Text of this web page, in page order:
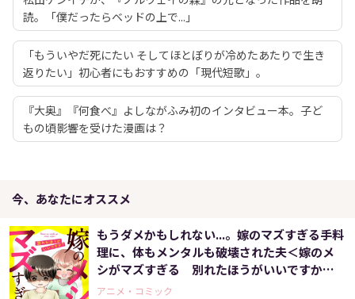
読。「僕だったらベッドの上で...」
「もういやだ死にたい そしてほとぼりが冷めたあたりで生き
返りたい」初心者にもおすすめの「現代短歌」。
『大奥』『何食べ』よしながふみ初のインタビュー本。子ど
もの頃影響を受けた漫画は？
今、あなたにオススメ
もうダメかもしれない...。嫁のマズすぎる手料
理に、体もメンタルも破壊された夫＜嫁のメ
シがマズすぎる 別れたほうがいいですか？
＞
アニメ・コミック